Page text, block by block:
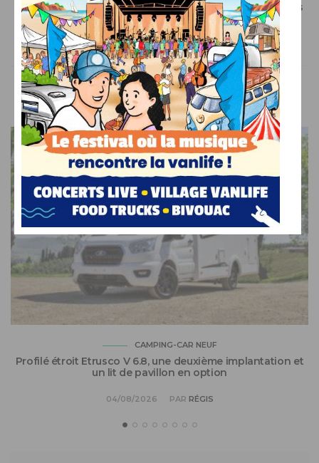
Recevez le meilleur de l’actualité du camping-car dans
votre boîte mail
VOUS AIMEREZ AUSSI
CAMPING-CAR NEUF
Profilé étroit Etrusco V 6.8, une deuxième implantation et
un lit de pavillon en option
04/08/2026 PAR RÉGIS